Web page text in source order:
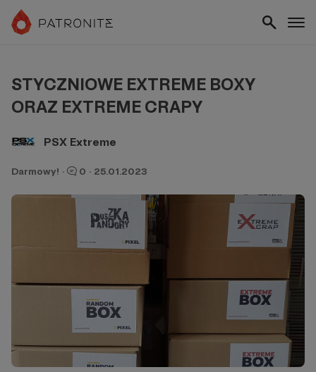
STYCZNIOWE EXTREME BOXY
ORAZ EXTREME CRAPY
PSX Extreme
Darmowy! · 0 · 25.01.2023